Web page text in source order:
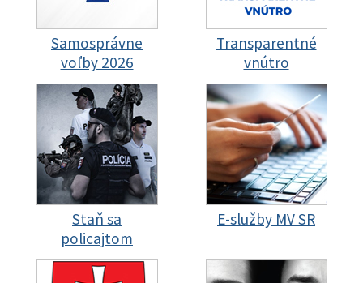
Samosprávne
voľby 2026
Transparentné
vnútro
Staň sa
policajtom
E-služby MV SR